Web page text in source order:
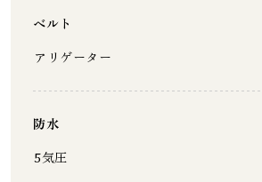
ベルト
アリゲーター
防水
5気圧